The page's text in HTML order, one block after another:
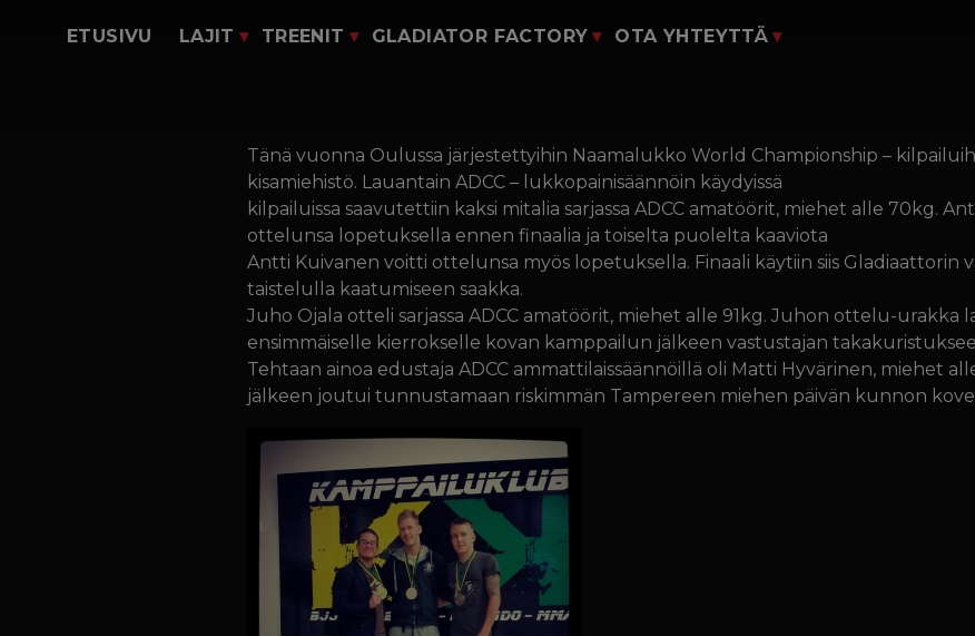
ETUSIVU
LAJIT
Junnu
potkunyrkkeily
Tehtaan
tenavat
TREENIT
Open mat
GLADIATOR FACTORY
Kirjaudu MyClubiin
Vaatemallisto Juho.And
OTA YHTEYTTÄ
Tänä vuonna Oulussa järjestettyihin Naamalukko World Championship –
kisamiehistö. Lauantain ADCC – lukkopainisäännöin käydyissä
kilpailuissa saavutettiin kaksi mitalia sarjassa ADCC amatöörit, miehet alle 70kg.
ottelunsa lopetuksella ennen finaalia ja toiselta puolelta kaaviota
Antti Kuivanen voitti ottelunsa myös lopetuksella. Finaali käytiin siis Gladiaattorin
taistelulla kaatumiseen saakka.
Juho Ojala otteli sarjassa ADCC amatöörit, miehet alle 91kg. Juhon ottelu-urakka
ensimmäiselle kierrokselle kovan kamppailun jälkeen vastustajan
Tehtaan ainoa edustaja ADCC ammattilaissäännöillä oli Matti Hyvärinen, miehet
jälkeen joutui tunnustamaan riskimmän Tampereen miehen päivän kunnon